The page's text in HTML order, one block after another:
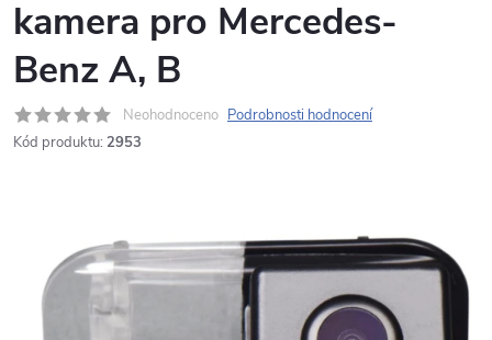
kamera pro Mercedes-
Benz A, B
Neohodnoceno Podrobnosti hodnocení
Kód produktu: 2953